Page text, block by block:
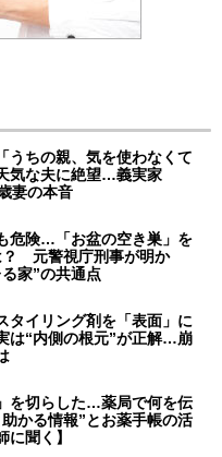
うちの親、気を使わなくて
気な夫に絶望…義実家
妻の本音
危険…「お盆の空き巣」を
？ 元警視庁刑事が明か
家”の共通点
タイリング剤を「表面」に
“内側の根元”が正解…崩
を切らした…薬局で何を伝
かる情報”とお薬手帳の活
に聞く】